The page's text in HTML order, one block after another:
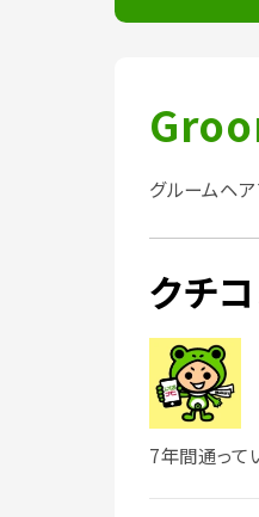
グルームヘア
クチ
7年間通って